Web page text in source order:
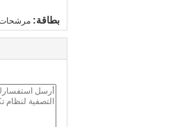
بطاقة: مرشحات